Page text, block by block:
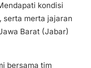
kondisi
serta merta jajaran
Barat (Jabar)
bersama tim